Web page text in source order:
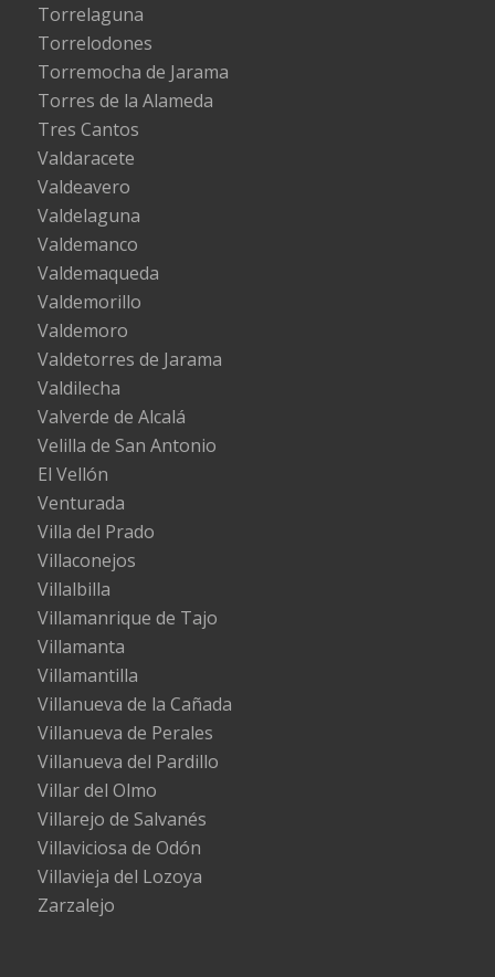
Torrelaguna
Torrelodones
Torremocha de Jarama
Torres de la Alameda
Tres Cantos
Valdaracete
Valdeavero
Valdelaguna
Valdemanco
Valdemaqueda
Valdemorillo
Valdemoro
Valdetorres de Jarama
Valdilecha
Valverde de Alcalá
Velilla de San Antonio
El Vellón
Venturada
Villa del Prado
Villaconejos
Villalbilla
Villamanrique de Tajo
Villamanta
Villamantilla
Villanueva de la Cañada
Villanueva de Perales
Villanueva del Pardillo
Villar del Olmo
Villarejo de Salvanés
Villaviciosa de Odón
Villavieja del Lozoya
Zarzalejo